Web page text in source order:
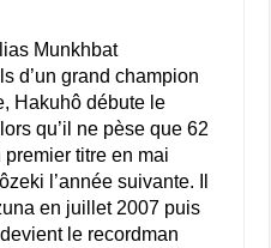
Munkhbat
d’un grand champion
Hakuhô débute le
qu’il ne pèse que 62
premier titre en mai
l’année suivante. Il
en juillet 2007 puis
le recordman